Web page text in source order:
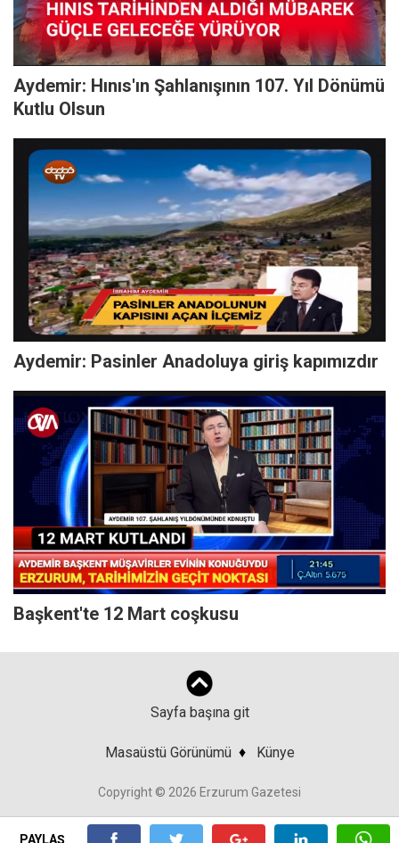
PAYLAŞ
Aydemir: Hınıs'ın Şahlanışının 107. Yıl Dönümü
Kutlu Olsun
Aydemir: Pasinler Anadoluya giriş kapımızdır
Başkent'te 12 Mart coşkusu
Sayfa başına git
Masaüstü Görünümü ♦ Künye
Copyright © 2026 Erzurum Gazetesi